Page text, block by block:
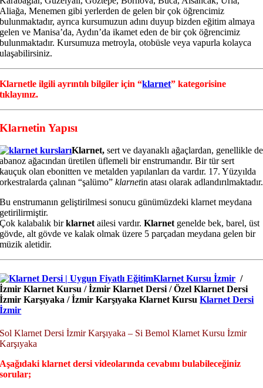
Aliağa, Menemen gibi yerlerden de gelen bir çok öğrencimiz
bulunmaktadır, ayrıca kursumuzun adını duyup bizden eğitim almaya
gelen ve Manisa’da, Aydın’da ikamet eden de bir çok öğrencimiz
bulunmaktadır. Kursumuza metroyla, otobüsle veya vapurla kolayca
ulaşabilirsiniz.
Klarnetle ilgili ayrıntılı bilgiler için “klarnet” kategorisine
tıklayınız.
Klarnetin Yapısı
Klarnet, sert ve dayanaklı ağaçlardan, genellikle de
abanoz ağacından üretilen üflemeli bir enstrumandır. Bir tür sert
kauçuk olan ebonitten ve metalden yapılanları da vardır. 17. Yüzyılda
orkestralarda çalınan “şalümo”klarnetin atası olarak adlandırılmaktadır.
Bu enstrumanın geliştirilmesi sonucu günümüzdeki klarnet meydana
getirilirmiştir.
Çok kalabalık birklarnet ailesi vardır.Klarnet genelde bek, barel, üst
gövde, alt gövde ve kalak olmak üzere 5 parçadan meydana gelen bir
müzik aletidir.
Klarnet Kursu İzmir /
İzmir Klarnet Kursu / İzmir Klarnet Dersi / Özel Klarnet Dersi
İzmir Karşıyaka / İzmir Karşıyaka Klarnet KursuKlarnet Dersi
İzmir
Sol Klarnet Dersi İzmir Karşıyaka – Si Bemol Klarnet Kursu İzmir
Karşıyaka
Aşağıdaki klarnet dersi videolarında cevabını bulabileceğiniz
sorular;